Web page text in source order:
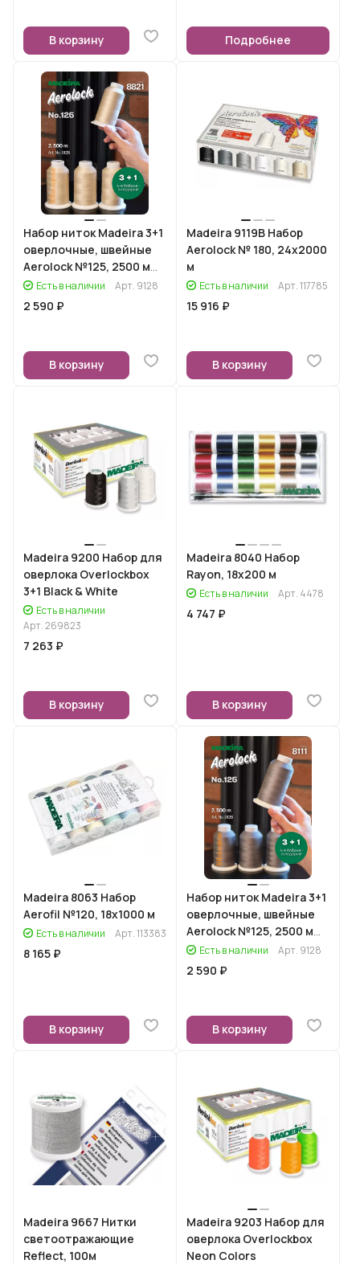
В корзину Подробнее
Набор ниток Madeira 3+1
оверлочные, швейные
Aerolock №125, 2500 м
(8821)
Есть в наличии Арт. 9128
2 590 ₽
В корзину
Madeira 9119B Набор
Aerolock № 180, 24x2000
м
Есть в наличии Арт.117785
15 916 ₽
В корзину
Madeira 9200 Набор для
оверлока Overlockbox
3+1 Black & White
Есть в наличии
Арт.269823
7 263 ₽
В корзину
Madeira 8040 Набор
Rayon, 18х200 м
Есть в наличии Арт. 4478
4 747 ₽
В корзину
Madeira 8063 Набор
Aerofil №120, 18х1000 м
Есть в наличии Арт.113383
8 165 ₽
В корзину
Набор ниток Madeira 3+1
оверлочные, швейные
Aerolock №125, 2500 м
(8111)Есть в наличии Арт. 9128
2 590 ₽
В корзину
Madeira 9667 Нитки
светоотражающие
Reflect, 100м
Madeira 9203 Набор для
оверлока Overlockbox
Neon Colors